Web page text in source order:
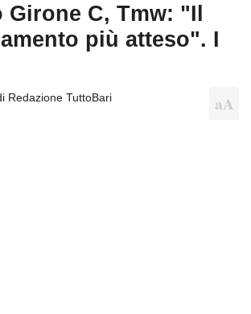
C, Tmw: "Il
più atteso". I
Redazione TuttoBari